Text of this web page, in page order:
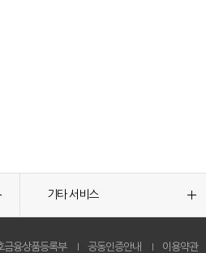
기타 서비스
금융상품등록부 공동인증안내 이용약관